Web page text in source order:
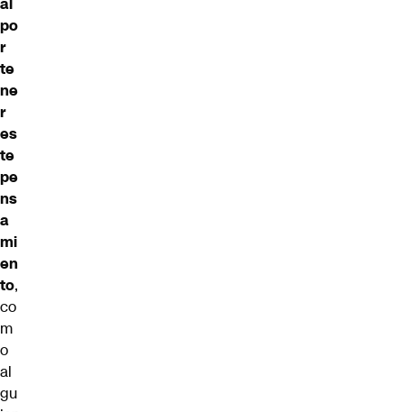
al
po
r
te
ne
r
es
te
pe
ns
a
mi
en
to,
co
m
o
al
gu